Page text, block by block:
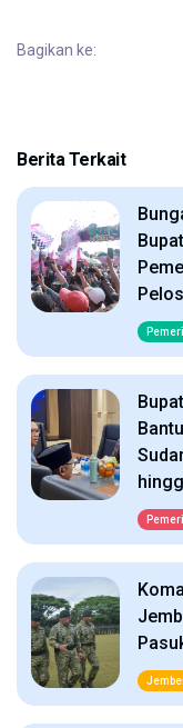
Bagikan ke:
Berita Terkait